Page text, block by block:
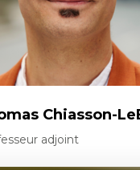
Chiasson-
adjoint